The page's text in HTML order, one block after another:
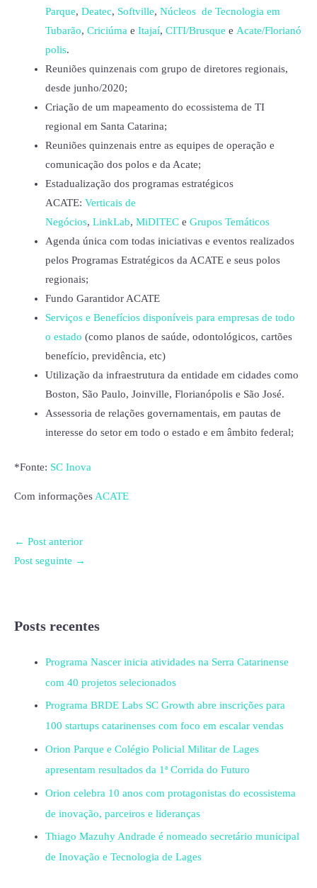
Parque, Deatec, Softville, Núcleos de Tecnologia em
Tubarão, Criciúma e Itajaí, CITI/Brusque e Acate/Florianó
polis.
Reuniões quinzenais com grupo de diretores regionais,
desde junho/2020;
Criação de um mapeamento do ecossistema de TI
regional em Santa Catarina;
Reuniões quinzenais entre as equipes de operação e
comunicação dos polos e da Acate;
Estadualização dos programas estratégicos
ACATE: Verticais de
Negócios, LinkLab, MiDITECe Grupos Temáticos
Agenda única com todas iniciativas e eventos realizados
pelos Programas Estratégicos da ACATE e seus polos
regionais;
Fundo Garantidor ACATE
Serviços e Benefícios disponíveis para empresas de todo
o estado (como planos de saúde, odontológicos, cartões
benefício, previdência, etc)
Utilização da infraestrutura da entidade em cidades como
Boston, São Paulo, Joinville, Florianópolis e São José.
Assessoria de relações governamentais, em pautas de
interesse do setor em todo o estado e em âmbito federal;
*Fonte: SC Inova
Com informações ACATE
← Post anterior
Post seguinte →
Posts recentes
Programa Nascer inicia atividades na Serra Catarinense
com 40 projetos selecionados
Programa BRDE Labs SC Growth abre inscrições para
100 startups catarinenses com foco em escalar vendas
Orion Parque e Colégio Policial Militar de Lages
apresentam resultados da 1ª Corrida do Futuro
Orion celebra 10 anos com protagonistas do ecossistema
de inovação, parceiros e lideranças
Thiago Mazuhy Andrade é nomeado secretário municipal
de Inovação e Tecnologia de Lages